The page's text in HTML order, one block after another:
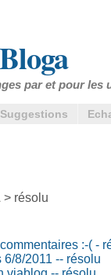
par et pour les
Suggestions
> résolu
:-( -
8/2011 -- résolu